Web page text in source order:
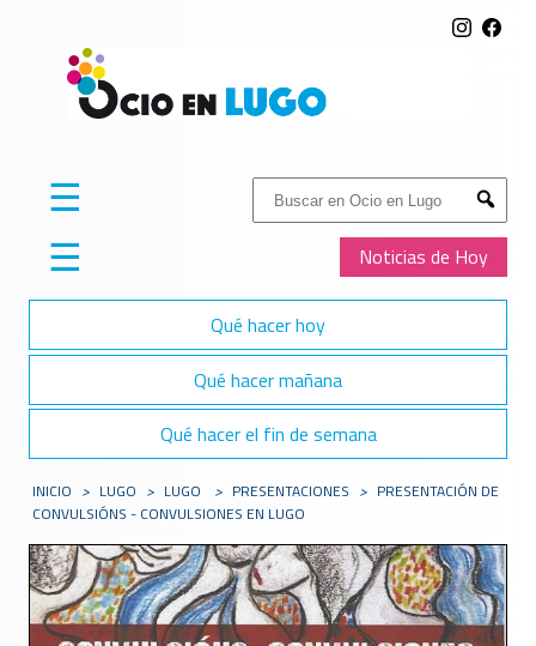
Buscar:
Submit
Noticias de Hoy
☰
☰
Qué hacer hoy
Qué hacer mañana
Qué hacer el fin de semana
INICIO > LUGO > LUGO > PRESENTACIONES > PRESENTACIÓN DE
CONVULSIÓNS - CONVULSIONES EN LUGO